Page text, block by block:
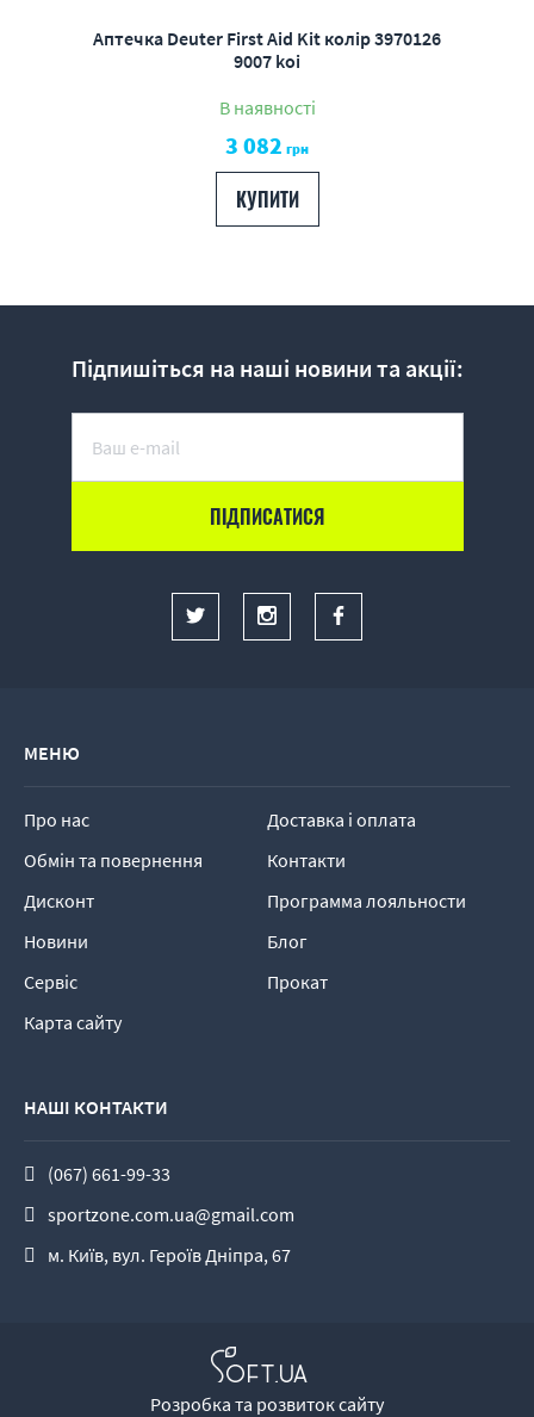
Аптечка Deuter First Aid Kit колір 3970126
9007 koi
В наявності
3 082 грн
КУПИТИ
Підпишіться на наші новини та акції:
МЕНЮ
Про нас
Доставка і оплата
Обмін та повернення
Контакти
Дисконт
Программа лояльности
Новини
Блог
Сервіс
Прокат
Карта сайту
НАШІ КОНТАКТИ
(067) 661-99-33
sportzone.com.ua@gmail.com
м. Київ, вул. Героїв Дніпра, 67
Розробка та розвиток сайту